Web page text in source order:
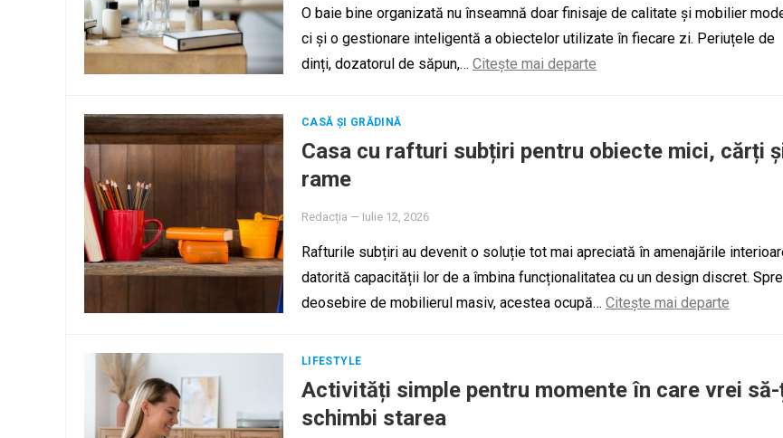
O baie bine organizată nu înseamnă doar finisaje de calitate și mobilier
ci și o gestionare inteligentă a obiectelor utilizate în fiecare zi. Periuțele de
dinți, dozatorul de săpun,… Citește mai departe
CASĂ ȘI GRĂDINĂ
Casa cu rafturi subțiri pentru obiecte mici, cărți
rame
Redacția — Iulie 12, 2026
Rafturile subțiri au devenit o soluție tot mai apreciată în amenajările
datorită capacității lor de a îmbina funcționalitatea cu un design discret. Spre
deosebire de mobilierul masiv, acestea ocupă… Citește mai departe
LIFESTYLE
Activități simple pentru momente în care vrei
schimbi starea